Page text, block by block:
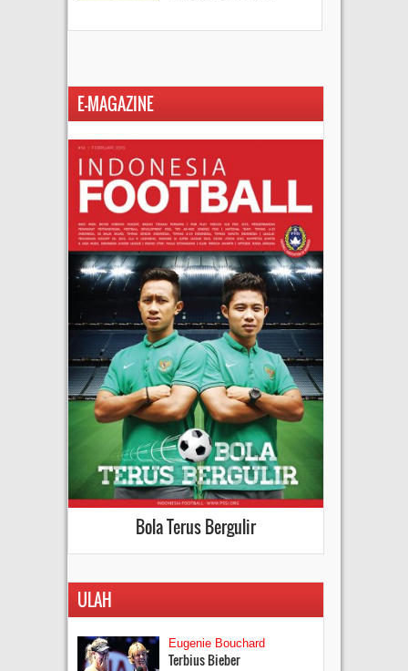
E-MAGAZINE
Bola Terus Bergulir
ULAH
Eugenie Bouchard
Terbius Bieber